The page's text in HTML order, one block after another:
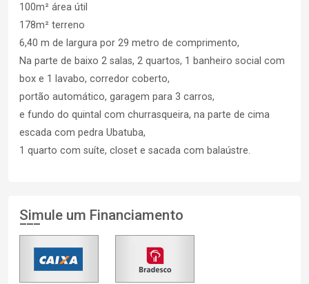
100m² área útil
178m² terreno
6,40 m de largura por 29 metro de comprimento,
Na parte de baixo 2 salas, 2 quartos, 1 banheiro social com
box e 1 lavabo, corredor coberto,
portão automático, garagem para 3 carros,
e fundo do quintal com churrasqueira, na parte de cima
escada com pedra Ubatuba,
1 quarto com suíte, closet e sacada com balaústre.
Simule um Financiamento